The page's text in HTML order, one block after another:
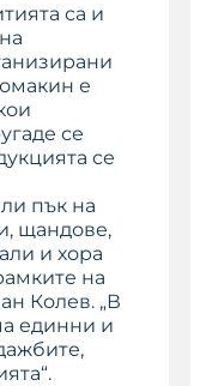
са и
е
се
се
пък на
щандове,
и хора
на
Колев. „В
единни и